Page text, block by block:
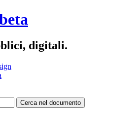
digitali.
Cerca nel documento